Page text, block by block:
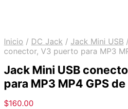
Inicio / DC Jack / Jack Mini USB /
conector, V3 puerto para MP3
Jack Mini USB
para MP3 MP4 GPS
$160.00